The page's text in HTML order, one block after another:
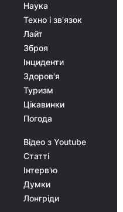
Наука
Техно і зв'язок
Лайт
Зброя
Інциденти
Здоров'я
Туризм
Цікавинки
Погода
Відео з Youtube
Статті
Інтерв'ю
Думки
Лонгріди